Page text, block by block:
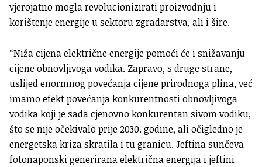
vjerojatno mogla revolucionizirati proizvodnju i
korištenje energije u sektoru zgradarstva, ali i šire.
“Niža cijena električne energije pomoći će i snižavanju
cijene obnovljivoga vodika. Zapravo, s druge strane,
uslijed enormnog povećanja cijene prirodnoga plina, već
imamo efekt povećanja konkurentnosti obnovljivoga
vodika koji je sada cjenovno konkurentan sivom vodiku,
što se nije očekivalo prije 2030. godine, ali očigledno je
energetska kriza skratila i tu granicu. Jeftina sunčeva
fotonaponski generirana električna energija i jeftini